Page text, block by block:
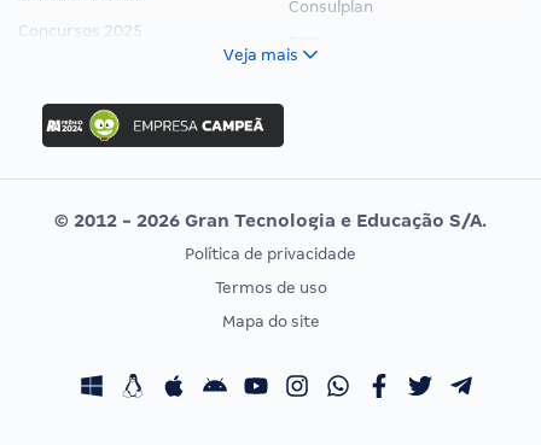
Concursos 2025
Concurso Ibama
Concurso MPU
Editais publicados
Consulplan
Vunesp
CONCURSOS POR PROFISSÃO
Concursos Fiscais
EXAME DE ORDEM
Calendário OAB
Veja mais
© 2012 - 2026 Gran Tecnologia e Educação S/A.
Política de privacidade
Termos de uso
Mapa do site